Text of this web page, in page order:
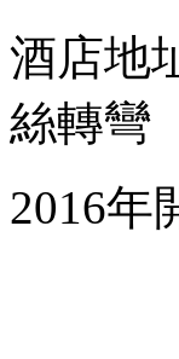
酒店地
絲轉彎
2016